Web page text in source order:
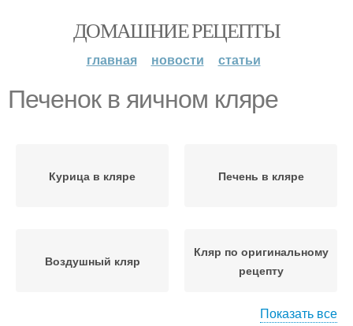
ДОМАШНИЕ РЕЦЕПТЫ
главная новости статьи
Печенок в яичном кляре
Курица в кляре Печень в кляре
Воздушный кляр
Кляр по оригинальному
рецепту
Показать все